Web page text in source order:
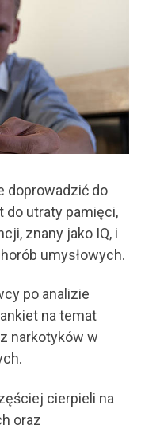
doprowadzić do
do utraty pamięci,
znany jako IQ, i
umysłowych.
po analizie
na temat
narkotyków w
cierpieli na
oraz